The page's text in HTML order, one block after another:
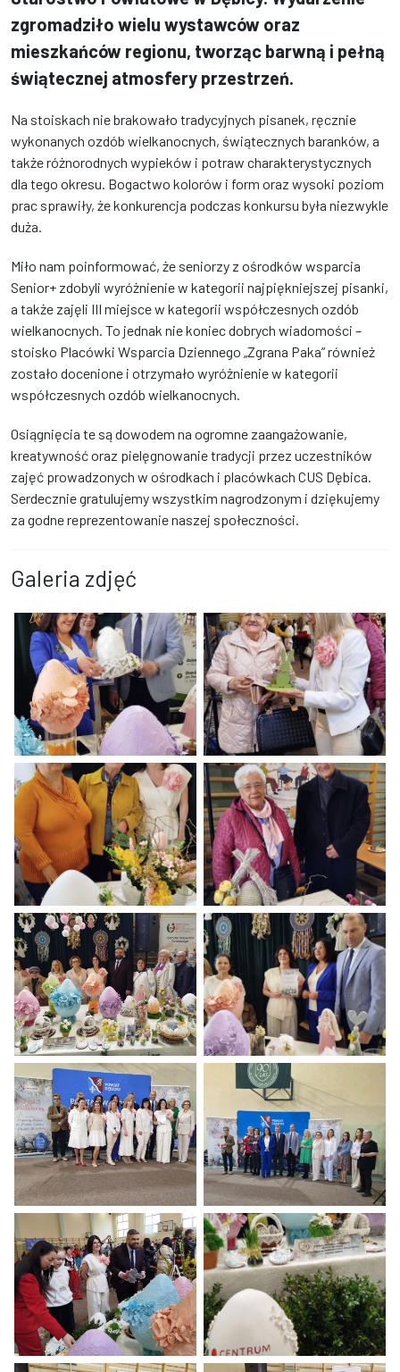
zgromadziło wielu wystawców oraz
mieszkańców regionu, tworząc barwną i pełną
świątecznej atmosfery przestrzeń.
Na stoiskach nie brakowało tradycyjnych pisanek, ręcznie
wykonanych ozdób wielkanocnych, świątecznych baranków, a
także różnorodnych wypieków i potraw charakterystycznych
dla tego okresu. Bogactwo kolorów i form oraz wysoki poziom
prac sprawiły, że konkurencja podczas konkursu była niezwykle
duża.
Miło nam poinformować, że seniorzy z ośrodków wsparcia
Senior+ zdobyli wyróżnienie w kategorii najpiękniejszej pisanki,
a także zajęli III miejsce w kategorii współczesnych ozdób
wielkanocnych. To jednak nie koniec dobrych wiadomości –
stoisko Placówki Wsparcia Dziennego „Zgrana Paka” również
zostało docenione i otrzymało wyróżnienie w kategorii
współczesnych ozdób wielkanocnych.
Osiągnięcia te są dowodem na ogromne zaangażowanie,
kreatywność oraz pielęgnowanie tradycji przez uczestników
zajęć prowadzonych w ośrodkach i placówkach CUS Dębica.
Serdecznie gratulujemy wszystkim nagrodzonym i dziękujemy
za godne reprezentowanie naszej społeczności.
Galeria zdjęć
Kobieta w niebieskiej marynarce oraz mężczyzna w garniturze
Kobieta w białym żakiecie
Trzy kobiety stoją za stołem z wielkanocnymi dekoracjami i
Starsza para stoi przed
Grupa osób pozuje za stołem pełnym misternych dekoracji
Cztery osoby stoją przy stole z
Grupa osób pozuje do zdjęcia na tle banerów promujących
Grupa osób stoi w rzędzie na